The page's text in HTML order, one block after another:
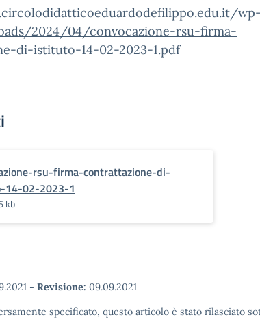
wp-
2024/04/convocazione-rsu-firma-
di-istituto-14-02-2023-1.pdf
rsu-firma-contrattazione-di-
14-02-2023-1
kb
- Revisione: 09.09.2021
specificato, questo articolo è stato rilasciato